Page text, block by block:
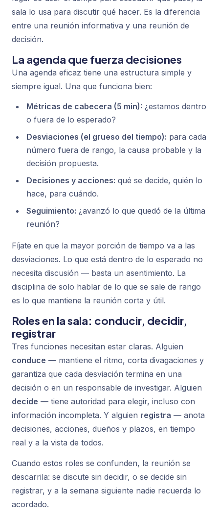
sala lo usa para discutir qué hacer. Es la diferencia
entre una reunión informativa y una reunión de
decisión.
La agenda que fuerza decisiones
Una agenda eficaz tiene una estructura simple y
siempre igual. Una que funciona bien:
Métricas de cabecera (5 min): ¿estamos dentro
o fuera de lo esperado?
Desviaciones (el grueso del tiempo): para cada
número fuera de rango, la causa probable y la
decisión propuesta.
Decisiones y acciones: qué se decide, quién lo
hace, para cuándo.
Seguimiento: ¿avanzó lo que quedó de la última
reunión?
Fíjate en que la mayor porción de tiempo va a las
desviaciones. Lo que está dentro de lo esperado no
necesita discusión — basta un asentimiento. La
disciplina de solo hablar de lo que se sale de rango
es lo que mantiene la reunión corta y útil.
Roles en la sala: conducir, decidir,
registrar
Tres funciones necesitan estar claras. Alguien
conduce — mantiene el ritmo, corta divagaciones y
garantiza que cada desviación termina en una
decisión o en un responsable de investigar. Alguien
decide — tiene autoridad para elegir, incluso con
información incompleta. Y alguien registra — anota
decisiones, acciones, dueños y plazos, en tiempo
real y a la vista de todos.
Cuando estos roles se confunden, la reunión se
descarrila: se discute sin decidir, o se decide sin
registrar, y a la semana siguiente nadie recuerda lo
acordado.